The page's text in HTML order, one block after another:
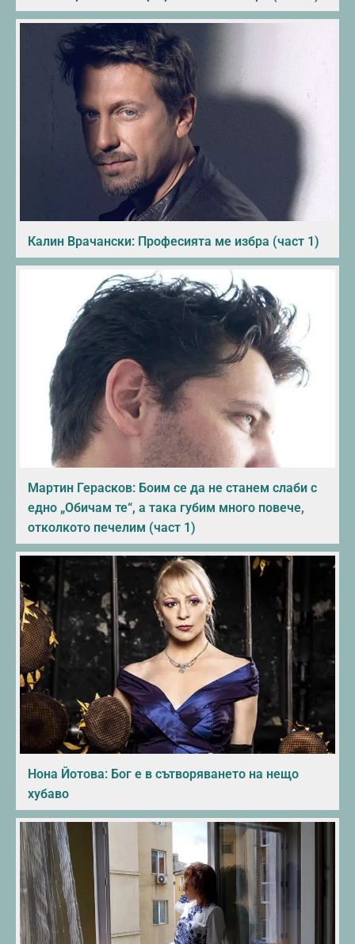
Калин Врачански: Професията ме избра (част 1)
Мартин Герасков: Боим се да не станем слаби с
едно „Обичам те“, а така губим много повече,
отколкото печелим (част 1)
Нона Йотова: Бог е в сътворяването на нещо
хубаво